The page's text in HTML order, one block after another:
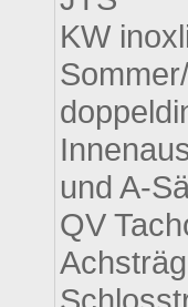
KW
und A-
QV